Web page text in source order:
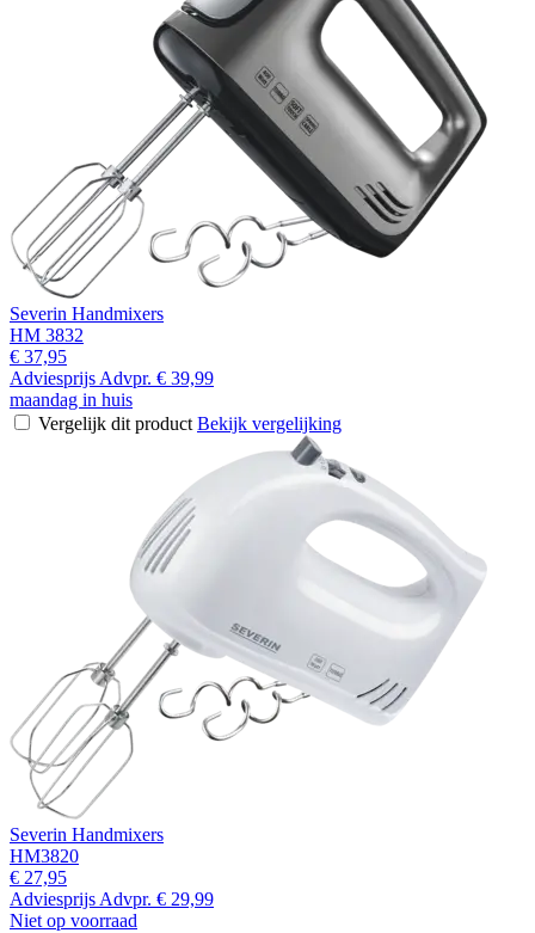
Severin Handmixers
HM 3832
€ 37,95
Adviesprijs Advpr. € 39,99
maandag in huis
Vergelijk dit product Bekijk vergelijking
Severin Handmixers
HM3820
€ 27,95
Adviesprijs Advpr. € 29,99
Niet op voorraad